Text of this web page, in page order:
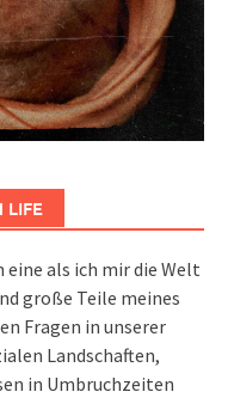
LIFE
als ich mir die Welt
große Teile meines
Fragen in unserer
Landschaften,
in Umbruchzeiten